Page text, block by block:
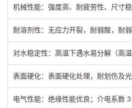
机械性能：强度高、耐疲劳性、尺寸
耐溶剂性：无应力开裂，耐弱酸，耐
对水稳定性：高温下遇水易分解（高
表面硬化：表面硬化处理，耐划伤及
电气性能：绝缘性能优良；介电系数